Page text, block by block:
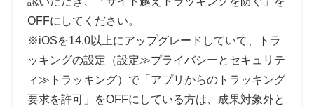
OFFにしてください。
※iOSを14.0以上にアップグレードしていて、トラ
ッキングの設定（設定≫プライバシーとセキュリテ
ィ≫トラッキング）で「アプリからのトラッキング
要求を許可」をOFFにしている方は、成果対象外と